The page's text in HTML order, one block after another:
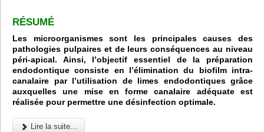
RÉSUMÉ
Les microorganismes sont les principales causes des
pathologies pulpaires et de leurs conséquences au niveau
péri-apical. Ainsi, l’objectif essentiel de la préparation
endodontique consiste en l’élimination du biofilm intra-
canalaire par l’utilisation de limes endodontiques grâce
auxquelles une mise en forme canalaire adéquate est
réalisée pour permettre une désinfection optimale.
Lire la suite...